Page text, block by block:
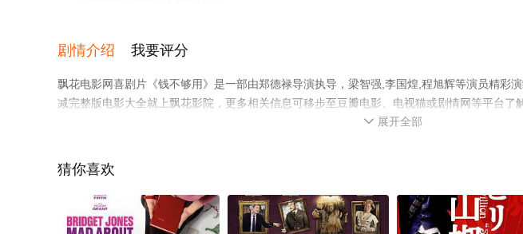
剧情介绍 我要评分
飘花电影网喜剧片《钱不够用》是一部由郑德禄导演执导，梁智强,李国煌,程旭辉等演员精彩
减完整版电影大全就上飘花影院，更多相关信息可移步至豆瓣电影、电视猫或剧情网等平台了解
 展开全部
猜你喜欢